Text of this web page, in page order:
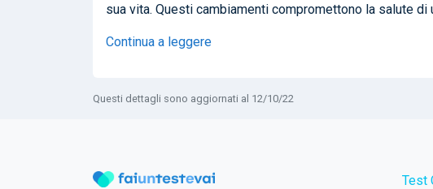
sua vita. Questi cambiamenti compromettono la salute di
Continua a leggere
Questi dettagli sono aggiornati al 12/10/22
Test